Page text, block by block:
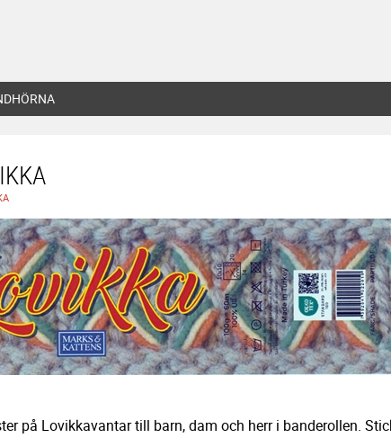
på Lovikkavantar till barn, dam och herr i banderollen.